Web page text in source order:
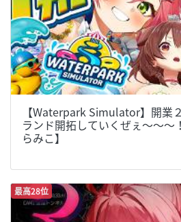
【Waterpark Simulator】開業
ランド開拓していくぜぇ～～～
らみこ】
最高28位